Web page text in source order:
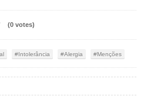
(0 votes)
Intolerância Alergia Menções